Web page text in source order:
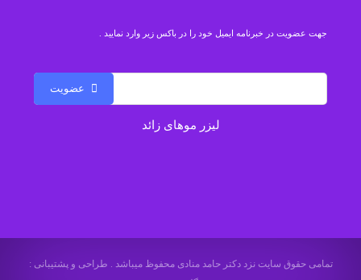
جهت عضویت در خبرنامه ایمیل خود را در باکس زیر وارد نمایید .
عضویت
لیزر موهای زائد
تمامی حقوق سایت نزد دکتر حامد منادی محفوظ میباشد . طراحی و پشتیبانی :